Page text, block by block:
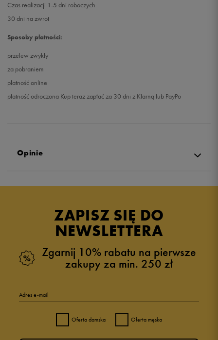
Czas realizacji 1-5 dni roboczych
30 dni na zwrot
Sposoby płatności:
przelew zwykły
za pobraniem
płatność online
płatność odroczona Kup teraz zapłać za 30 dni z Klarną lub PayPo
Opinie
ZAPISZ SIĘ DO
NEWSLETTERA
Zgarnij 10% rabatu na pierwsze
zakupy za min. 250 zł
Adres e-mail
Oferta damska Oferta męska